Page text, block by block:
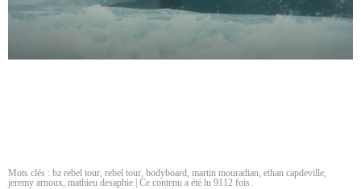
Mots clés : bz rebel tour rebel tour bodyboard martin mouradian ethan capdeville
jeremy arnoux mathieu desaphie | Ce contenu a été lu 9112 fois.